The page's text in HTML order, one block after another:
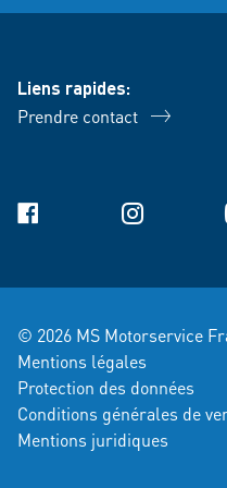
Liens rapides:
Prendre contact
Facebook Instagram
© 2026 MS Motorservice
Mentions légales
Protection des données
Conditions générales de
Mentions juridiques